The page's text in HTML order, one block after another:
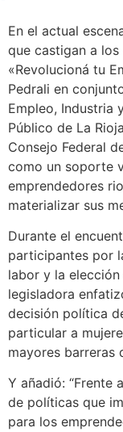
En el actual
que castigan a
«Revolucioná tu
Pedrali en
Empleo, Industria
Público de La
Consejo Federal
como un soporte
emprendedores
materializar sus
Durante el
participantes por
labor y la
legisladora
decisión política
particular a
mayores barreras
Y añadió: “Frente
de políticas que
para los